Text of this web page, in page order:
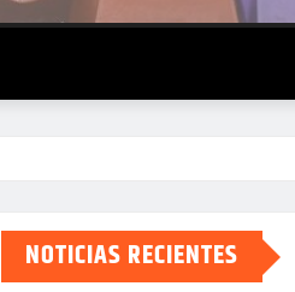
NOTICIAS RECIENTES